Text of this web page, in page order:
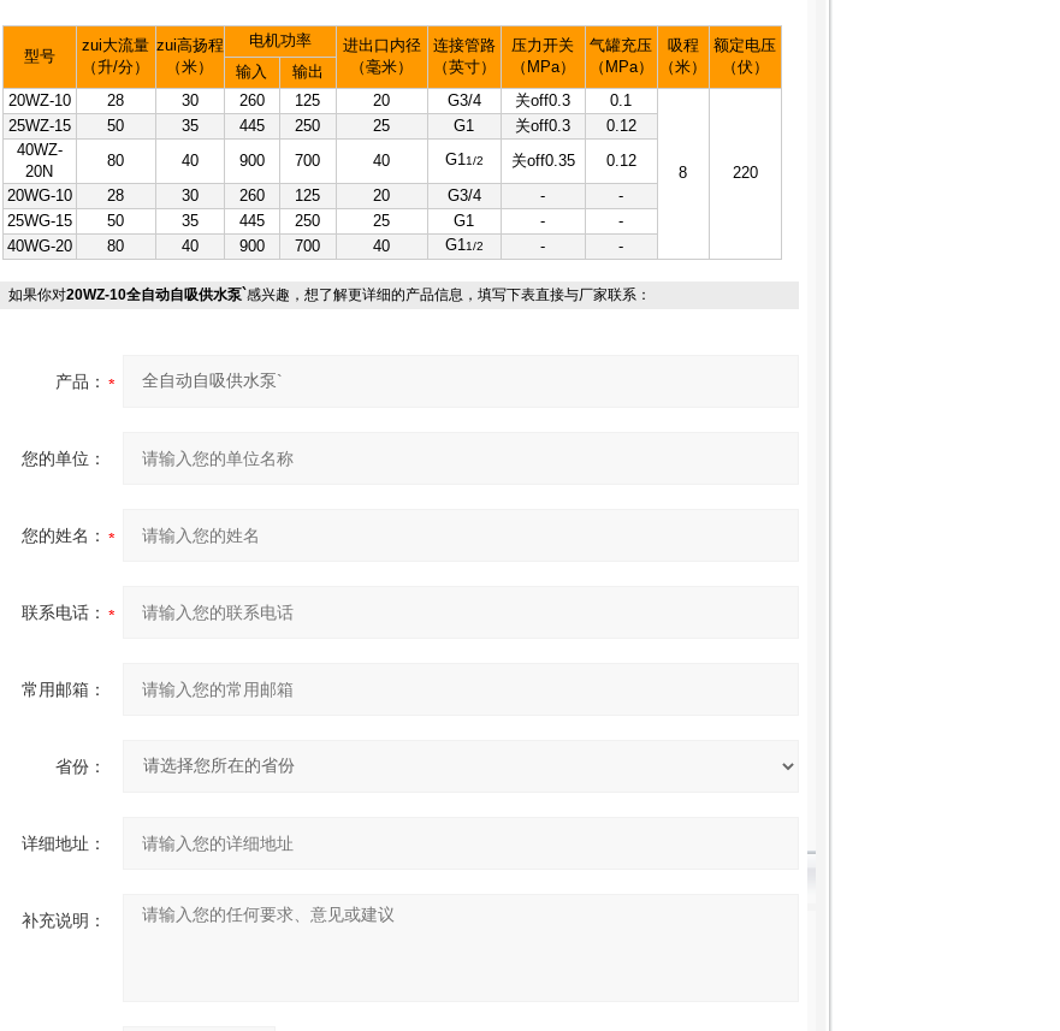
型号
zui大流量
（升/分）
zui高扬程
（米）
电机功率
进出口内径
（毫米）
连接管路
（英寸）
压力开关
（MPa）
气罐充压
（MPa）
吸程
（米）
额定电压
（伏）
输入
输出
20WZ-10
28 30 260 125 20 G3/4 关off0.3 0.1
8 220
25WZ-15 50 35 445 250 25 G1 关off0.3
0.12
40WZ-
20N
80 40 900 700 40 G11/2 关off0.35
0.12
20WG-10
28 30 260 125 20 G3/4 -
-
25WG-15
50 35 445 250 25 G1 -
-
40WG-20
80 40 900 700 40 G11/2 - -
如果你对20WZ-10全自动自吸供水泵`感兴趣，想了解更详细的产品信息，填写下表直接与厂家联系：
产品：
您的单位：
您的姓名：
联系电话：
常用邮箱：
省份：
详细地址：
补充说明：